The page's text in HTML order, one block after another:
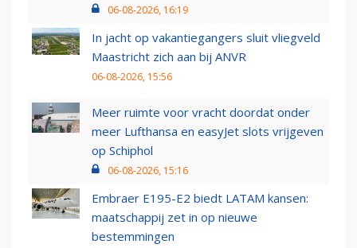
06-08-2026, 16:19
In jacht op vakantiegangers sluit vliegveld
Maastricht zich aan bij ANVR
06-08-2026, 15:56
Meer ruimte voor vracht doordat onder
meer Lufthansa en easyJet slots vrijgeven
op Schiphol
06-08-2026, 15:16
Embraer E195-E2 biedt LATAM kansen:
maatschappij zet in op nieuwe
bestemmingen